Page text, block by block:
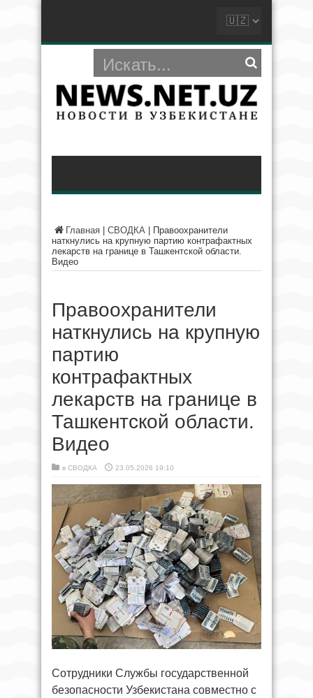
Главная СВОДКА
Правоохранители
наткнулись на крупную партию контрафактных
лекарств на границе в Ташкентской области.
Видео
Правоохранители
наткнулись на крупную
партию
контрафактных
лекарств на границе в
Ташкентской области.
Видео
в СВОДКА 23.05.2026 19:10
Сотрудники Службы государственной
безопасности Узбекистана совместно с